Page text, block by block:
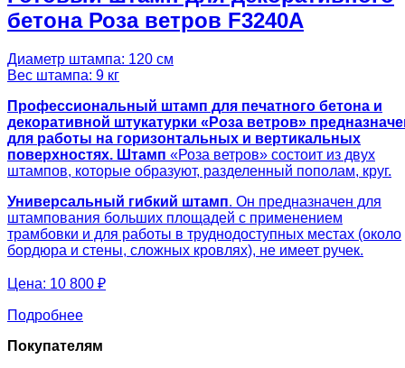
бетона Роза ветров F3240A
Диаметр штампа: 120 см
Вес штампа: 9 кг
Профессиональный штамп для печатного бетона и
декоративной штукатурки «Роза ветров»
для работы на горизонтальных и вертикальных
поверхностях. Штамп «Роза ветров» состоит из двух
штампов, которые образуют, разделенный пополам, круг.
Универсальный гибкий штамп. Он предназначен для
штампования больших площадей с применением
трамбовки и для работы в труднодоступных местах (около
бордюра и стены, сложных кровлях), не имеет ручек.
Цена: 10 800 ₽
Подробнее
Покупателям